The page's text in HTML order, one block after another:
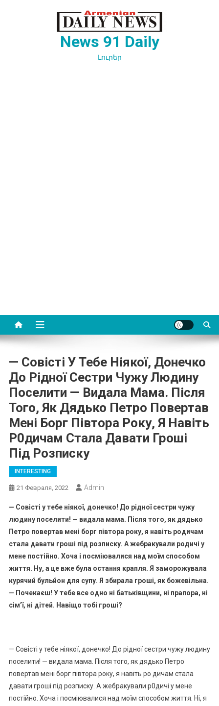
News 91 Daily
Լուրեր
— Совісті У Тебе Ніякої, Донечко
До Рідної Сестри Чужу Людину
Поселити — Видала Мама. Після
Того, Як Дядько Петро Повертав
Мені Борг Півтора Року, Я Навіть
Р0дичам Стала Давати Гроші
Під Розписку
INTERESTING
21 Февраля, 2022 Admin
— Совісті у тебе ніякої, донечко! До рідної сестри чужу
людину поселити! — видала мама. Після того, як дядько
Петро повертав мені борг півтора року, я навіть родичам
стала давати гроші під розписку. А жебракували родичі у
мене постійно. Хоча і посміювалися над моїм способом
життя. Ну, а це вже була остання крапля. Я заморожувала
курячий бульйон для супу. Я збирала гроші, як божевільна.
— Почекаєш! У тебе все одно ні батьківщини, ні прапора, ні
сім’ї, ні дітей. Навіщо тобі гроші?
— Совісті у тебе ніякої, донечко! До рідної сестри чужу людину
поселити! — видала мама. Після того, як дядько Петро
повертав мені борг півтора року, я навіть ро дичам стала
давати гроші під розписку. А жебракували р0дичі у мене
постійно. Хоча і посміювалися над моїм способом життя. Ні, я